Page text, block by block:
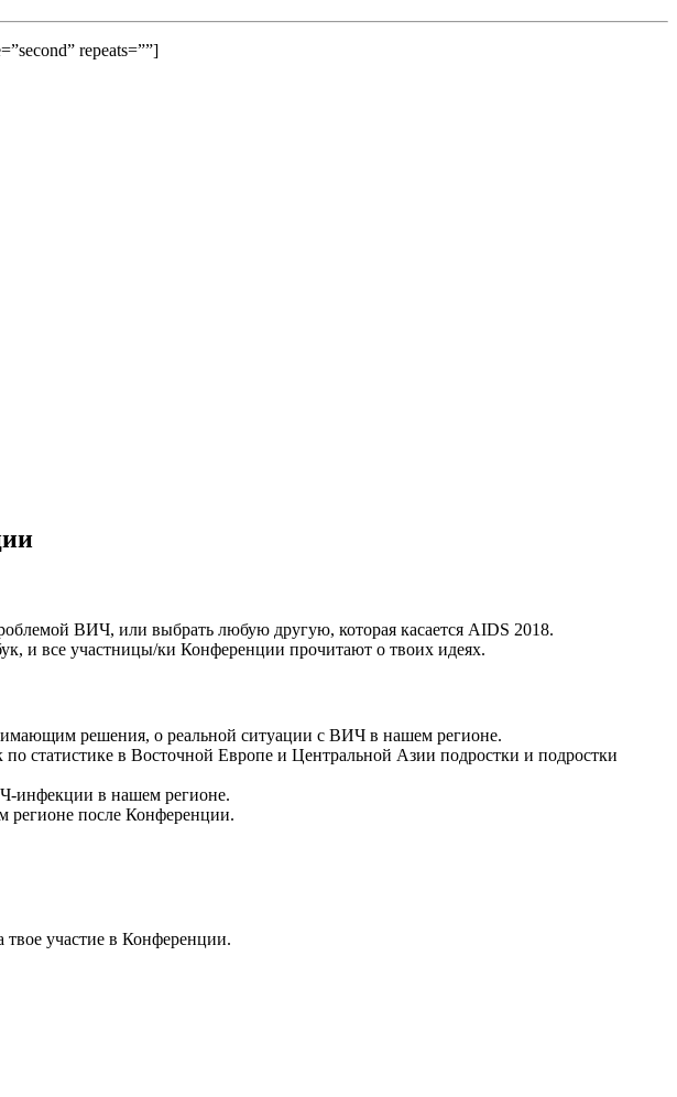
repeats=””]
ВИЧ, или выбрать любую другую, которая касается AIDS 2018.
и все участницы/ки Конференции прочитают о твоих идеях.
решения, о реальной ситуации с ВИЧ в нашем регионе.
статистике в Восточной Европе и Центральной Азии подростки и подростки
инфекции в нашем регионе.
регионе после Конференции.
твое участие в Конференции.